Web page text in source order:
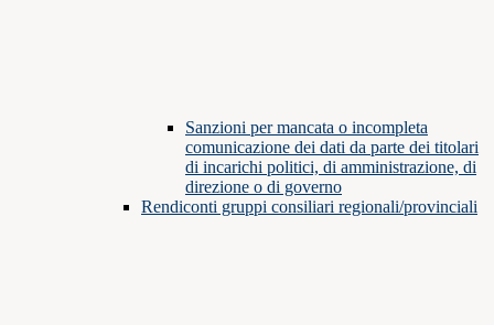
Sanzioni per mancata o incompleta
comunicazione dei dati da parte dei titolari
di incarichi politici, di amministrazione, di
direzione o di governo
Rendiconti gruppi consiliari regionali/provinciali